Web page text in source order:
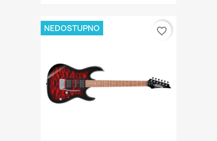
NEDOSTUPNO favorite_border